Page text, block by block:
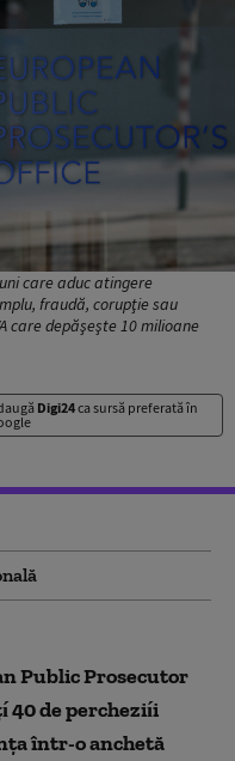
care aduc atingere
fraudă, corupţie sau
care depăşeşte 10 milioane
Digi24ca sursă preferată în
Public Prosecutor
40 de percheziíi
într-o anchetă